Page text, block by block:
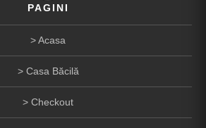
PAGINI
Acasa
Casa Băcilă
Checkout